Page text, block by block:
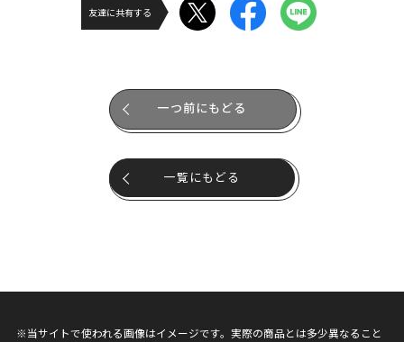
友達に共有する
一つ前にもどる
一覧にもどる
※当サイトで使われる画像はイメージです。実際の商品とは多少異なること